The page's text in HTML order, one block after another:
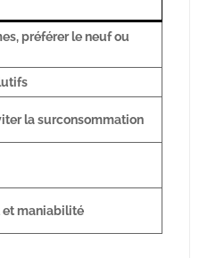
préférer le neuf ou
la surconsommation
et maniabilité